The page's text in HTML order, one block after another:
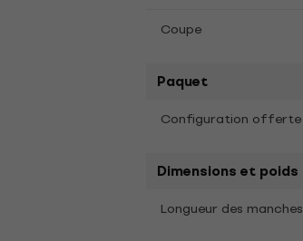
Coupe
Paquet
Configuration offerte
Dimensions et poids
Longueur des manches